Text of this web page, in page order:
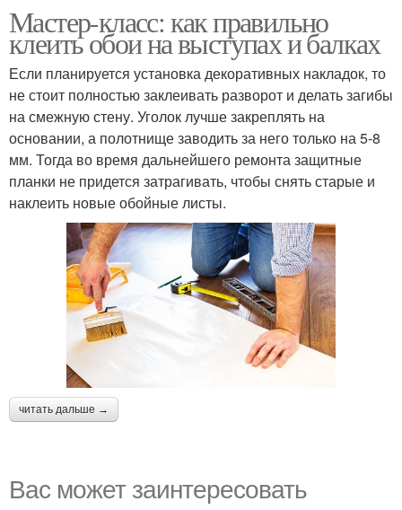
Мастер-класс: как правильно
клеить обои на выступах и балках
Если планируется установка декоративных накладок, то
не стоит полностью заклеивать разворот и делать загибы
на смежную стену. Уголок лучше закреплять на
основании, а полотнище заводить за него только на 5-8
мм. Тогда во время дальнейшего ремонта защитные
планки не придется затрагивать, чтобы снять старые и
наклеить новые обойные листы.
читать дальше →
Вас может заинтересовать